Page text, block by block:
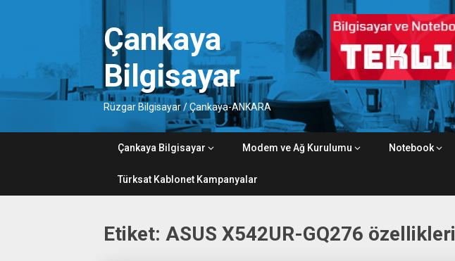
Çankaya
Bilgisayar
Rüzgar Bilgisayar / Çankaya-ANKARA
Çankaya Bilgisayar Modem ve Ağ Kurulumu Notebook
Türksat Kablonet Kampanyalar
Etiket: ASUS X542UR-GQ276 özellikleri